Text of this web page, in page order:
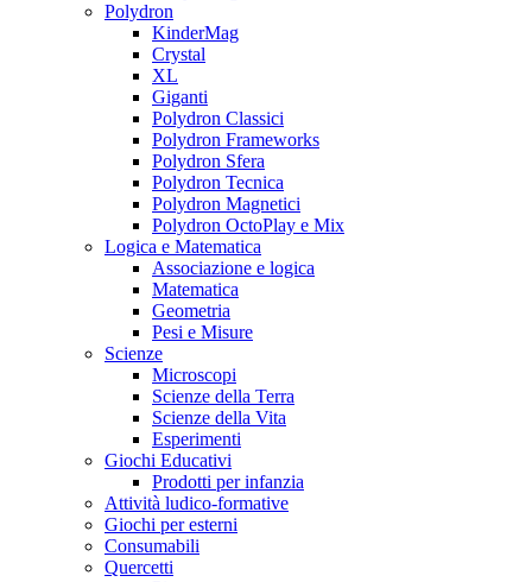
Polydron
KinderMag
Crystal
XL
Giganti
Polydron Classici
Polydron Frameworks
Polydron Sfera
Polydron Tecnica
Polydron Magnetici
Polydron OctoPlay e Mix
Logica e Matematica
Associazione e logica
Matematica
Geometria
Pesi e Misure
Scienze
Microscopi
Scienze della Terra
Scienze della Vita
Esperimenti
Giochi Educativi
Prodotti per infanzia
Attività ludico-formative
Giochi per esterni
Consumabili
Quercetti